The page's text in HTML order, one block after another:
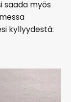
saada myös
kyllyydestä: